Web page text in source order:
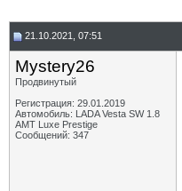
21.10.2021, 07:51
Mystery26
Продвинутый
Регистрация: 29.01.2019
Автомобиль: LADA Vesta SW 1.8
AMT Luxe Prestige
Сообщений: 347